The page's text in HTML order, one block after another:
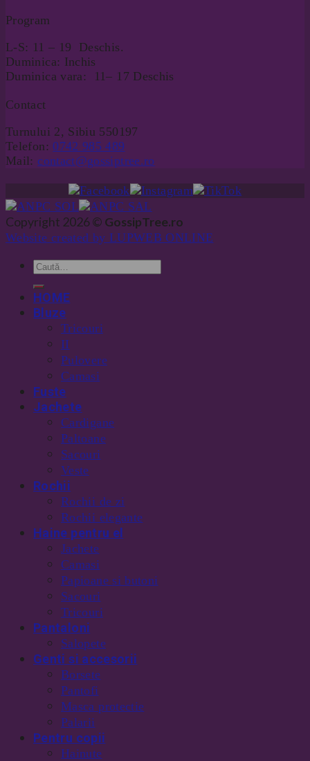
Program
L-S: 11 – 19 Deschis.
Duminica: Inchis
Duminica vara: 11– 17 Deschis
Contact
Turnului 2, Sibiu 550197
Telefon: 0742 985 489
Mail: contact@gossiptree.ro
Copyright 2026 © GossipTree.ro
Website created by LUPWEB ONLINE
HOME
Bluze
Tricouri
II
Pulovere
Camasi
Fuste
Jachete
Cardigane
Paltoane
Sacouri
Veste
Rochii
Rochii de zi
Rochii elegante
Haine pentru el
Jachete
Camasi
Papioane si butoni
Sacouri
Tricouri
Pantaloni
Salopete
Genti si accesorii
Borsete
Pantofi
Masca protectie
Palarii
Pentru copii
Hainute